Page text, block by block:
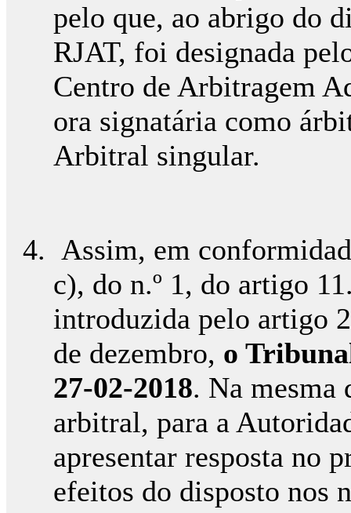
pelo que, ao abrigo do
RJAT, foi designada
Centro de Arbitragem
ora signatária como
Arbitral singular.
Assim, em
c), do n.º 1, do artigo
introduzida pelo artigo
de dezembro, o
27-02-2018. Na mesma
arbitral, para a
apresentar resposta no
efeitos do disposto nos